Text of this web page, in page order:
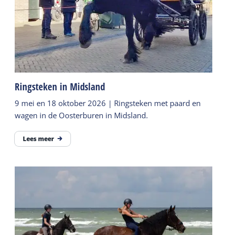
Ringsteken in Midsland
9 mei en 18 oktober 2026 | Ringsteken met paard en
wagen in de Oosterburen in Midsland.
Lees meer